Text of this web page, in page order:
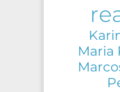
Maria